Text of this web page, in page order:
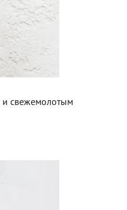
и свежемолотым